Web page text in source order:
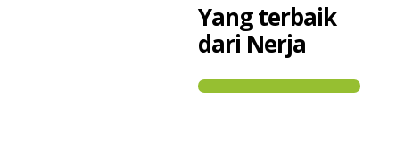
Yang terbaik
dari Nerja